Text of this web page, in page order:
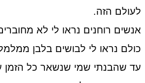
לעולם הזה.
אנשים רוחנים נראו לי לא
כולם נראו לי לבושים בלבן
עד שהבנתי שמי שנשאר כל הזמן